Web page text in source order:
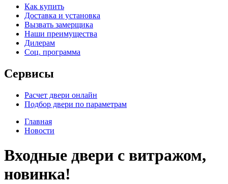
Как купить
Доставка и установка
Вызвать замерщика
Наши преимущества
Дилерам
Соц. программа
Сервисы
Расчет двери онлайн
Подбор двери по параметрам
Главная
Новости
Входные двери с витражом,
новинка!